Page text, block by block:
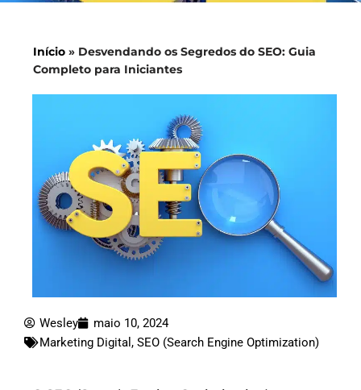
Início » Desvendando os Segredos do SEO: Guia
Completo para Iniciantes
Wesley
maio 10, 2024
Marketing Digital , SEO (Search Engine Optimization)